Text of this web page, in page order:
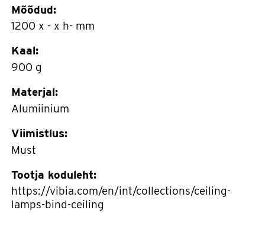
Mõõdud:
1200 x - x h- mm
Kaal:
900 g
Materjal:
Alumiinium
Viimistlus:
Must
Tootja koduleht:
https://vibia.com/en/int/collections/ceiling-
lamps-bind-ceiling